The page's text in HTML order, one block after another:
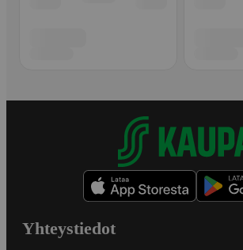
Yhteystiedot